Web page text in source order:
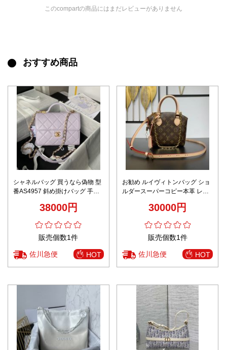
このcompartの商品にはまだレビューがありません
おすすめ商品
シャネルバッグ 買うなら偽物 型
番AS4957 斜め掛けバッグ 手持
38000円
販売個数1件
佐川急便 HOT
お勧め ルイヴィトンバッグ ショ
ルダースーパーコピー本革 レザ
30000円
販売個数1件
佐川急便 HOT